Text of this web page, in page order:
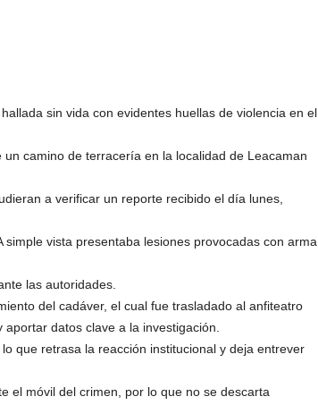
sin vida con evidentes huellas de violencia en el
camino de terracería en la localidad de Leacaman
a verificar un reporte recibido el día lunes,
vista presentaba lesiones provocadas con arma
las autoridades.
del cadáver, el cual fue trasladado al anfiteatro
datos clave a la investigación.
que retrasa la reacción institucional y deja entrever
el móvil del crimen, por lo que no se descarta